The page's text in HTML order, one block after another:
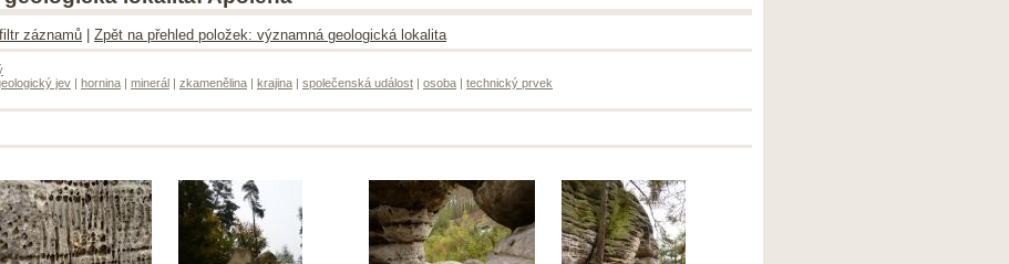
záznamů Zpět na přehled položek: významná geologická lokalita
jev | hornina | minerál | zkamenělina | krajina | společenská událost | osoba | technický prvek